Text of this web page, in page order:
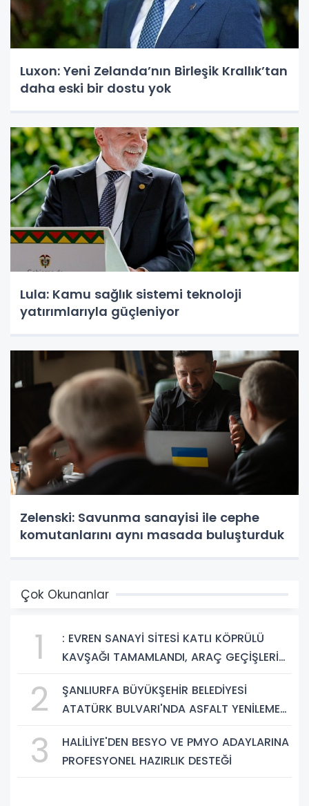
Luxon: Yeni Zelanda’nın Birleşik Krallık’tan
daha eski bir dostu yok
Lula: Kamu sağlık sistemi teknoloji
yatırımlarıyla güçleniyor
Zelenski: Savunma sanayisi ile cephe
komutanlarını aynı masada buluşturduk
Çok Okunanlar
1
: EVREN SANAYİ SİTESİ KATLI KÖPRÜLÜ
KAVŞAĞI TAMAMLANDI, ARAÇ GEÇİŞLERİ
2
ŞANLIURFA BÜYÜKŞEHİR BELEDİYESİ
ATATÜRK BULVARI'NDA ASFALT YENİLEME
3
HALİLİYE'DEN BESYO VE PMYO ADAYLARINA
PROFESYONEL HAZIRLIK DESTEĞİ